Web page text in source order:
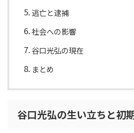
逃亡と逮捕
社会への影響
谷口光弘の現在
まとめ
谷口光弘の生い立ちと初